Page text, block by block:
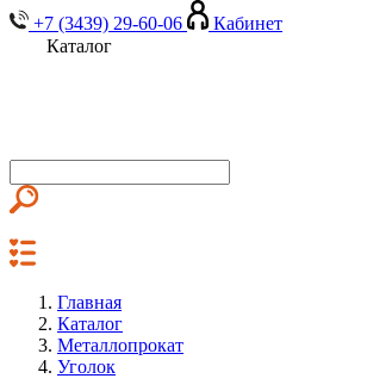
+7 (3439) 29-60-06
Кабинет
Каталог
Главная
Каталог
Металлопрокат
Уголок